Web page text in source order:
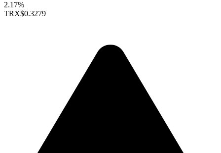
2.17%
TRX$0.3279